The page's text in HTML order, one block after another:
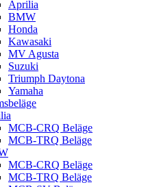
Aprilia
BMW
Honda
Kawasaki
MV Agusta
Suzuki
Triumph Daytona
Yamaha
MCB-CRQ Beläge
MCB-TRQ Beläge
MCB-CRQ Beläge
MCB-TRQ Beläge